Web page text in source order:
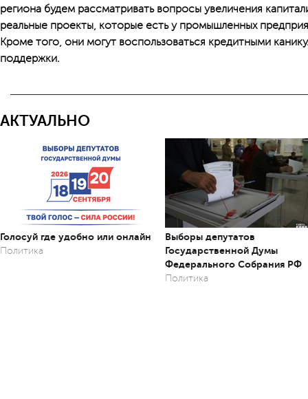
региона будем рассматривать вопросы увеличения
реальные проекты, которые есть у промышленных
Кроме того, они могут воспользоваться кредитными
поддержки.
АКТУАЛЬНО
Голосуй где удобно или онлайн
Политика
Выборы депутатов
Государственной Думы
Федерального Собрания РФ
Политика